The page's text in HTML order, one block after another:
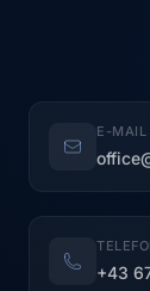
E-MAIL
+43